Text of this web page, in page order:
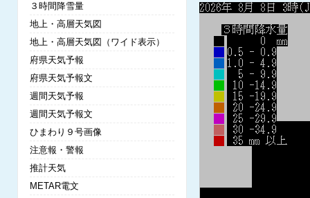
３時間降雪量
地上・高層天気図
地上・高層天気図（ワイド表示）
府県天気予報
府県天気予報文
週間天気予報
週間天気予報文
ひまわり９号画像
注意報・警報
推計天気
METAR電文